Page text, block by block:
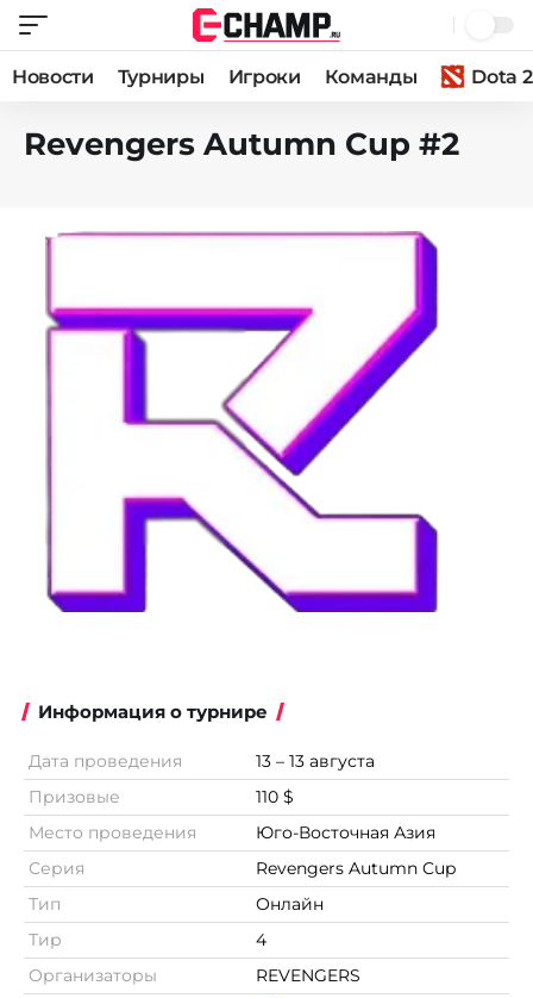
Новости Турниры Игроки Команды Dota 2
Revengers Autumn Cup #2
Информация о турнире
Дата проведения
13 – 13 августа
Призовые
110 $
Место проведения
Юго-Восточная Азия
Серия
Revengers Autumn Cup
Тип
Онлайн
Тир
4
Организаторы
REVENGERS